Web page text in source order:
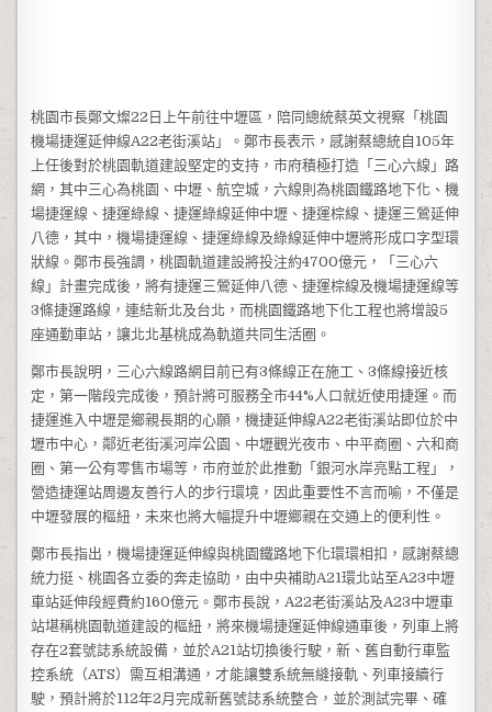
桃園市長鄭文燦22日上午前往中壢區，陪同總統蔡英文視察「桃園
機場捷運延伸線A22老街溪站」。鄭市長表示，感謝蔡總統自105年
上任後對於桃園軌道建設堅定的支持，市府積極打造「三心六線」路
網，其中三心為桃園、中壢、航空城，六線則為桃園鐵路地下化、機
場捷運線、捷運綠線、捷運綠線延伸中壢、捷運棕線、捷運三鶯延伸
八德，其中，機場捷運線、捷運綠線及綠線延伸中壢將形成口字型環
狀線。鄭市長強調，桃園軌道建設將投注約4700億元，「三心六
線」計畫完成後，將有捷運三鶯延伸八德、捷運棕線及機場捷運線等
3條捷運路線，連結新北及台北，而桃園鐵路地下化工程也將增設5
座通勤車站，讓北北基桃成為軌道共同生活圈。
鄭市長說明，三心六線路網目前已有3條線正在施工、3條線接近核
定，第一階段完成後，預計將可服務全市44%人口就近使用捷運。而
捷運進入中壢是鄉親長期的心願，機捷延伸線A22老街溪站即位於中
壢市中心，鄰近老街溪河岸公園、中壢觀光夜市、中平商圈、六和商
圈、第一公有零售市場等，市府並於此推動「銀河水岸亮點工程」，
營造捷運站周邊友善行人的步行環境，因此重要性不言而喻，不僅是
中壢發展的樞紐，未來也將大幅提升中壢鄉親在交通上的便利性。
鄭市長指出，機場捷運延伸線與桃園鐵路地下化環環相扣，感謝蔡總
統力挺、桃園各立委的奔走協助，由中央補助A21環北站至A23中壢
車站延伸段經費約160億元。鄭市長說，A22老街溪站及A23中壢車
站堪稱桃園軌道建設的樞紐，將來機場捷運延伸線通車後，列車上將
存在2套號誌系統設備，並於A21站切換後行駛，新、舊自動行車監
控系統（ATS）需互相溝通，才能讓雙系統無縫接軌、列車接續行
駛，預計將於112年2月完成新舊號誌系統整合，並於測試完畢、確